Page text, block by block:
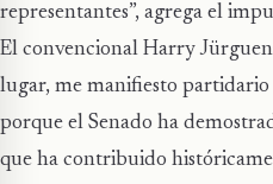
representantes”, agrega el
El convencional Harry
lugar, me manifiesto
porque el Senado ha
que ha contribuido